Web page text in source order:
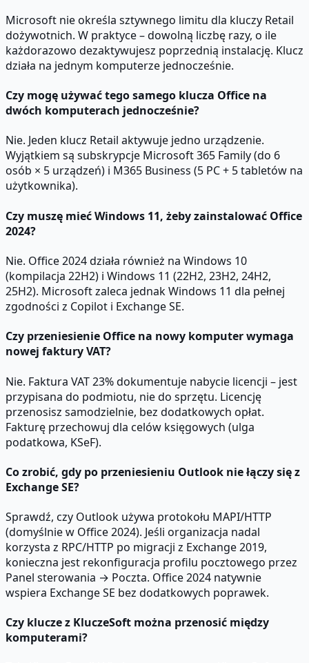
Microsoft nie określa sztywnego limitu dla kluczy Retail
dożywotnich. W praktyce – dowolną liczbę razy, o ile
każdorazowo dezaktywujesz poprzednią instalację. Klucz
działa na jednym komputerze jednocześnie.
Czy mogę używać tego samego klucza Office na
dwóch komputerach jednocześnie?
Nie. Jeden klucz Retail aktywuje jedno urządzenie.
Wyjątkiem są subskrypcje Microsoft 365 Family (do 6
osób × 5 urządzeń) i M365 Business (5 PC + 5 tabletów na
użytkownika).
Czy muszę mieć Windows 11, żeby zainstalować Office
2024?
Nie. Office 2024 działa również na Windows 10
(kompilacja 22H2) i Windows 11 (22H2, 23H2, 24H2,
25H2). Microsoft zaleca jednak Windows 11 dla pełnej
zgodności z Copilot i Exchange SE.
Czy przeniesienie Office na nowy komputer wymaga
nowej faktury VAT?
Nie. Faktura VAT 23% dokumentuje nabycie licencji – jest
przypisana do podmiotu, nie do sprzętu. Licencję
przenosisz samodzielnie, bez dodatkowych opłat.
Fakturę przechowuj dla celów księgowych (ulga
podatkowa, KSeF).
Co zrobić, gdy po przeniesieniu Outlook nie łączy się z
Exchange SE?
Sprawdź, czy Outlook używa protokołu MAPI/HTTP
(domyślnie w Office 2024). Jeśli organizacja nadal
korzysta z RPC/HTTP po migracji z Exchange 2019,
konieczna jest rekonfiguracja profilu pocztowego przez
Panel sterowania → Poczta. Office 2024 natywnie
wspiera Exchange SE bez dodatkowych poprawek.
Czy klucze z KluczeSoft można przenosić między
komputerami?